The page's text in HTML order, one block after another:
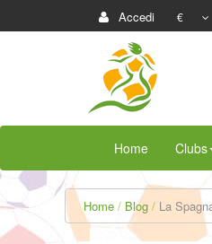
Accedi €
Home Clubs
Home Blog La